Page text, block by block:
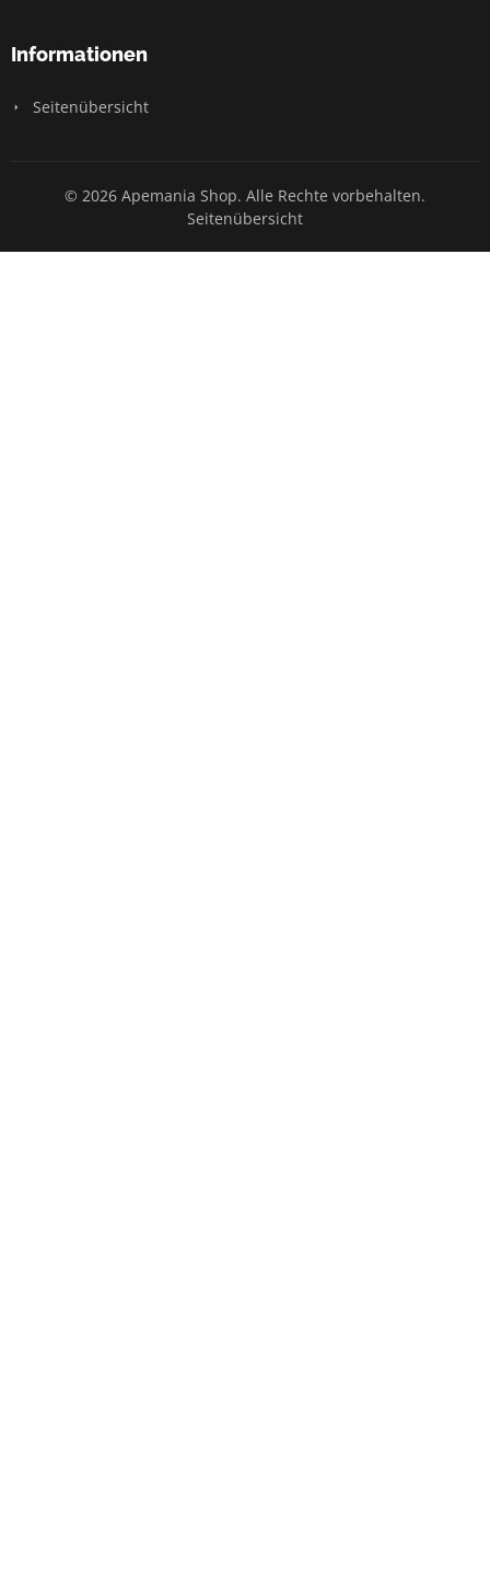
Informationen
Seitenübersicht
© 2026 Apemania Shop. Alle Rechte vorbehalten.
Seitenübersicht